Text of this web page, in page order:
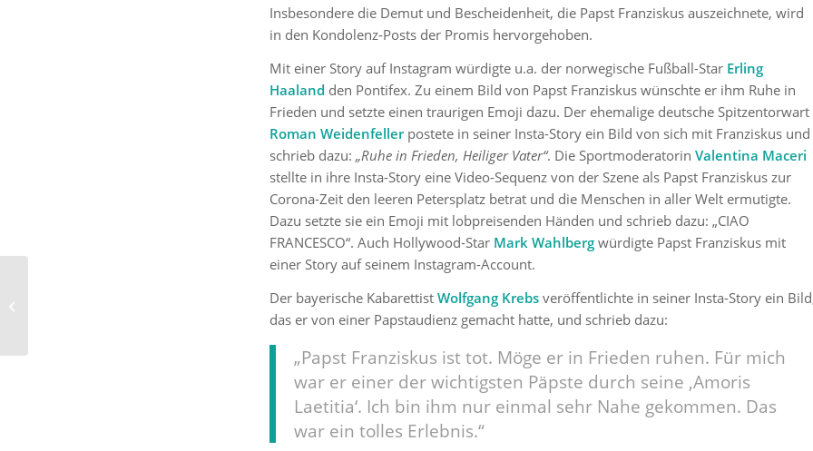
Insbesondere die Demut und Bescheidenheit, die Papst Franziskus auszeichnete, wird
in den Kondolenz-Posts der Promis hervorgehoben.
Mit einer Story auf Instagram würdigte u.a. der norwegische Fußball-Star Erling
Haaland den Pontifex. Zu einem Bild von Papst Franziskus wünschte er ihm Ruhe in
Frieden und setzte einen traurigen Emoji dazu. Der ehemalige deutsche Spitzentorwart
Roman Weidenfellerpostete in seiner Insta-Story ein Bild von sich mit Franziskus und
schrieb dazu: „Ruhe in Frieden, Heiliger Vater“. Die Sportmoderatorin Valentina Maceri
stellte in ihre Insta-Story eine Video-Sequenz von der Szene als Papst Franziskus zur
Corona-Zeit den leeren Petersplatz betrat und die Menschen in aller Welt ermutigte.
Dazu setzte sie ein Emoji mit lobpreisenden Händen und schrieb dazu: „CIAO
FRANCESCO“. Auch Hollywood-Star Mark Wahlberg würdigte Papst Franziskus mit
einer Story auf seinem Instagram-Account.
Der bayerische Kabarettist Wolfgang Krebs veröffentlichte in seiner Insta-Story ein
das er von einer Papstaudienz gemacht hatte, und schrieb dazu:
„Papst Franziskus ist tot. Möge er in Frieden ruhen. Für mich
war er einer der wichtigsten Päpste durch seine ‚Amoris
Laetitia‘. Ich bin ihm nur einmal sehr Nahe gekommen. Das
war ein tolles Erlebnis.“